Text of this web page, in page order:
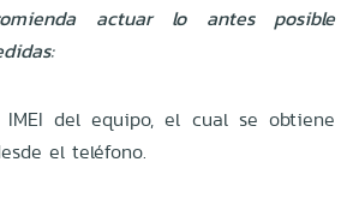
actuar lo antes posible
IMEI del equipo, el cual se obtiene
el teléfono.